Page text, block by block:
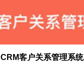
CRM客户关系管理系统